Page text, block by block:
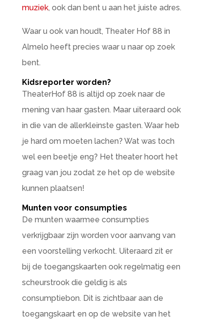
muziek, ook dan bent u aan het juiste adres.
Waar u ook van houdt, Theater Hof 88 in
Almelo heeft precies waar u naar op zoek
bent.
Kidsreporter worden?
TheaterHof 88 is altijd op zoek naar de
mening van haar gasten. Maar uiteraard ook
in die van de allerkleinste gasten. Waar heb
je hard om moeten lachen? Wat was toch
wel een beetje eng? Het theater hoort het
graag van jou zodat ze het op de website
kunnen plaatsen!
Munten voor consumpties
De munten waarmee consumpties
verkrijgbaar zijn worden voor aanvang van
een voorstelling verkocht. Uiteraard zit er
bij de toegangskaarten ook regelmatig een
scheurstrook die geldig is als
consumptiebon. Dit is zichtbaar aan de
toegangskaart en op de website van het